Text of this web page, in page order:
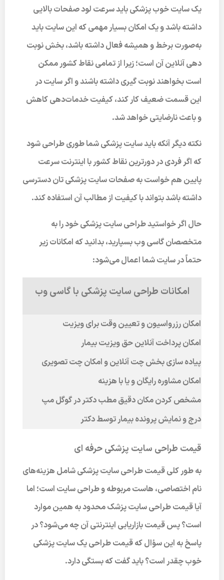
یک سایت خوب پزشکی باید سرعت لود صفحات بالایی
داشته باشد و یک امکان بسیار مهمی که این سایت باید
به‌صورت برخط و همیشه فعال داشته باشد، بخش نوبت
دهی آنلاین آن است؛ زیرا از تمامی نقاط کشور ممکن
است بخواهند نوبت گیری داشته باشند و اگر سایت در
این قسمت ضعیف کار کند، کیفیت خدمات‌دهی کاهش
و باعث نارضایتی خواهد شد.
نکته دیگر آنکه باید سایت پزشکی شما طوری طراحی شود
که اگر فردی در دورترین نقاط کشور با اینترنت سرعت
پایین هم خواست به صفحات سایت پزشکی تان دسترسی
داشته باشد بتواند با کیفیت از مطالب آن استفاده کند.
حال اگر خواستید طراحی سایت پزشکی خود را به
متخصصان گاسی وب بسپارید، بدانید که امکانات زیر
حتماً در سایت شما اعمال می‌شود:
امکانات طراحی سایت پزشکی با گاسی وب
امکان رزرواسیون و تعیین وقت برای ویزیت
امکان پرداخت آنلاین حق ویزیت بیمار
پیاده سازی بخش چت آنلاین و امکان چت تصویری
امکان مشاوره رایگان و یا با هزینه
مشخص کردن مکان دقیق مطب دکتر در گوگل مپ
درج و نمایش پرونده بیمار توسط دکتر
قیمت طراحی سایت پزشکی حرفه ای
به طور کلی قیمت طراحی سایت پزشکی شامل هزینه‌های
نام اختصاصی، هاست مربوطه و طراحی سایت است؛ اما
آیا قیمت طراحی سایت پزشک محدود به همین موارد
است؟ پس قیمت بازاریابی اینترنتی آن چه می‌شود؟ در
پاسخ به این سؤال که قیمت طراحی یک سایت پزشکی
خوب چقدر است؟ باید گفت که بستگی دارد.